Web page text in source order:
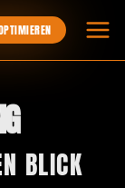
BLICK